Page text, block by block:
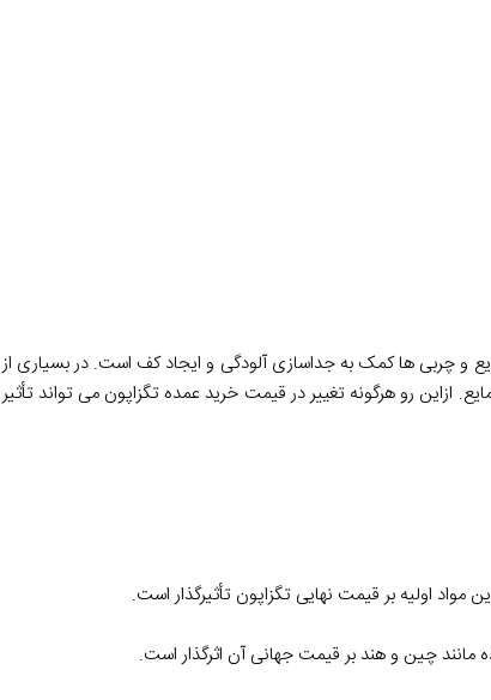
چربی ها کمک به جداسازی آلودگی و ایجاد کف است. در بسیاری از
شامپو و صابون مایع. ازاین رو هرگونه تغییر در قیمت خرید عمده تگزاپون می تواند تأثیر